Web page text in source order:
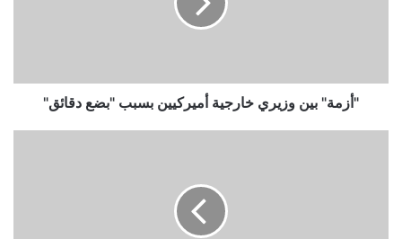
"أزمة" بين وزيري خارجية أميركيين بسبب "بضع دقائق"